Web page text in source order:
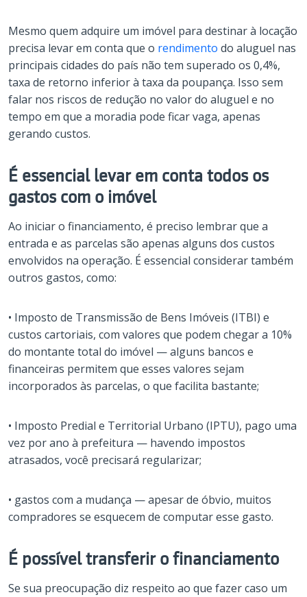
Mesmo quem adquire um imóvel para destinar à locação
precisa levar em conta que o rendimento do aluguel nas
principais cidades do país não tem superado os 0,4%,
taxa de retorno inferior à taxa da poupança. Isso sem
falar nos riscos de redução no valor do aluguel e no
tempo em que a moradia pode ficar vaga, apenas
gerando custos.
É essencial levar em conta todos os
gastos com o imóvel
Ao iniciar o financiamento, é preciso lembrar que a
entrada e as parcelas são apenas alguns dos custos
envolvidos na operação. É essencial considerar também
outros gastos, como:
• Imposto de Transmissão de Bens Imóveis (ITBI) e
custos cartoriais, com valores que podem chegar a 10%
do montante total do imóvel — alguns bancos e
financeiras permitem que esses valores sejam
incorporados às parcelas, o que facilita bastante;
• Imposto Predial e Territorial Urbano (IPTU), pago uma
vez por ano à prefeitura — havendo impostos
atrasados, você precisará regularizar;
• gastos com a mudança — apesar de óbvio, muitos
compradores se esquecem de computar esse gasto.
É possível transferir o financiamento
Se sua preocupação diz respeito ao que fazer caso um